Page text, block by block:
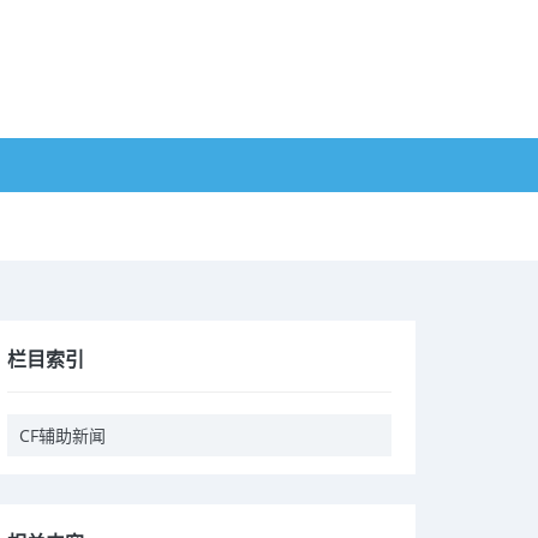
栏目索引
CF辅助新闻